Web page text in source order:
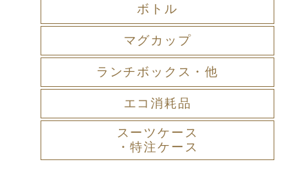
ボトル
マグカップ
ランチボックス・他
エコ消耗品
スーツケース
・特注ケース